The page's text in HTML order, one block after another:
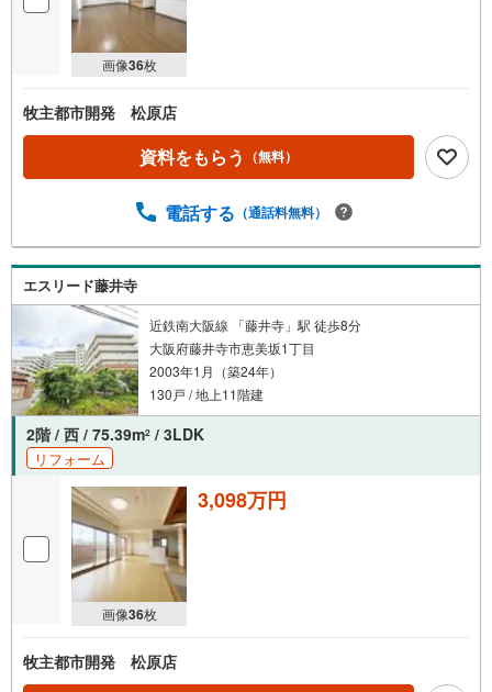
画像36枚
牧主都市開発 松原店
資料をもらう （無料）
電話する （通話料無料）
エスリード藤井寺
近鉄南大阪線 「藤井寺」駅 徒歩8分
大阪府藤井寺市恵美坂1丁目
2003年1月（築24年）
130戸 / 地上11階建
2階 / 西 / 75.39m2 / 3LDK
リフォーム
画像36枚
3,098万円
牧主都市開発 松原店